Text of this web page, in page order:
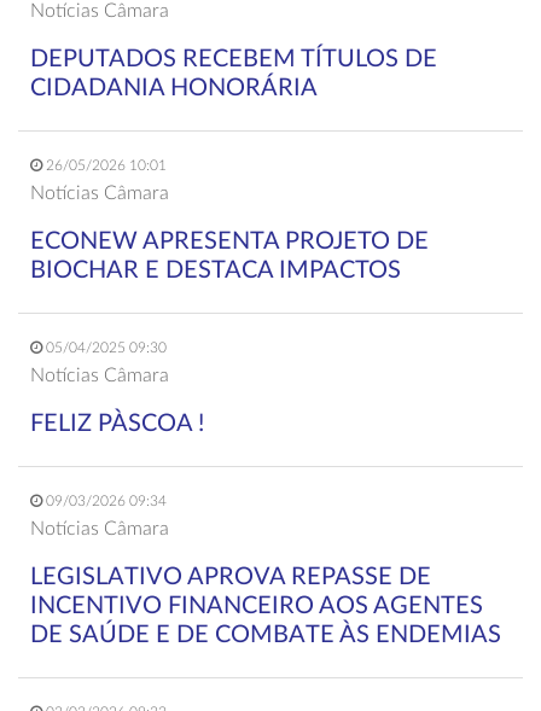
Notícias Câmara
DEPUTADOS RECEBEM TÍTULOS DE
CIDADANIA HONORÁRIA
26/05/2026 10:01
Notícias Câmara
ECONEW APRESENTA PROJETO DE
BIOCHAR E DESTACA IMPACTOS
05/04/2025 09:30
Notícias Câmara
FELIZ PÀSCOA !
09/03/2026 09:34
Notícias Câmara
LEGISLATIVO APROVA REPASSE DE
INCENTIVO FINANCEIRO AOS AGENTES
DE SAÚDE E DE COMBATE ÀS ENDEMIAS